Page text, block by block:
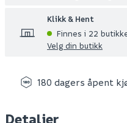
Klikk & Hent
Finnes i 22
Velg din butikk
180 dagers åpent
Detaljer